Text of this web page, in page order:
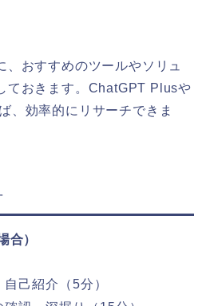
、おすすめのツールやソリュ
ておきます。ChatGPT Plusや
、効率的にリサーチできま
合）
己紹介（5分）